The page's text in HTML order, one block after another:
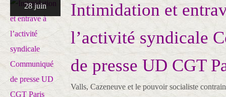
28 juin
Intimidation et
l’activité syndicale
de presse UD CGT
Valls, Cazeneuve et le pouvoir socialiste